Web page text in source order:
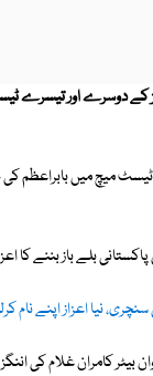
دوسرے اور تیسرے
میچ میں بابراعظم کی
نیا اعزاز اپنے نام
بیٹر کامران غلام کی